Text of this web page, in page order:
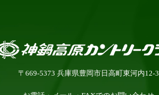
〒669-5373 兵庫県豊岡市日高町東河内12-3